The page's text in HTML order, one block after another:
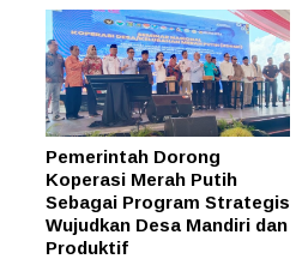
Pemerintah Dorong
Koperasi Merah Putih
Sebagai Program Strategis
Wujudkan Desa Mandiri dan
Produktif